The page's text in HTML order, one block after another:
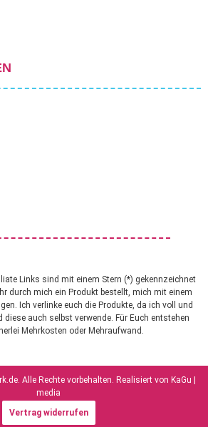
Links sind mit einem Stern (*) gekennzeichnet
durch mich ein Produkt bestellt, mich mit einem
Ich verlinke euch die Produkte, da ich voll und
auch selbst verwende. Für Euch entstehen
Mehrkosten oder Mehraufwand.
Alle Rechte vorbehalten. Realisiert von KaGu |
media
Vertrag widerrufen